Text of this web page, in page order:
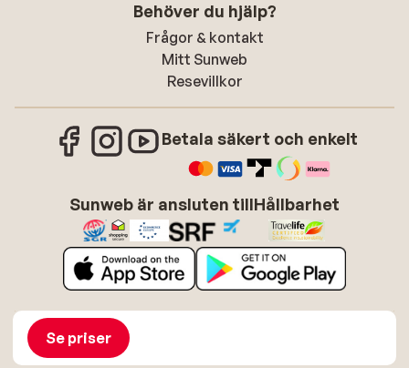
Se priser
Behöver du hjälp?
Frågor & kontakt
Mitt Sunweb
Resevillkor
Betala säkert och enkelt
Sunweb är ansluten tillHållbarhet
Om SunwebJobba hos Sunweb
Tillgänglighetsdirektiv